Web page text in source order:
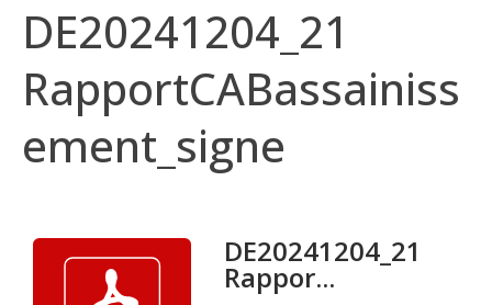
DE20241204_21
RapportCABassainiss
ement_signe
DE20241204_21
Rappor...